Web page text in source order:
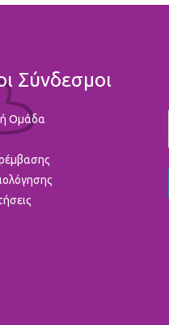
Σύνδεσμοι
Ομάδα